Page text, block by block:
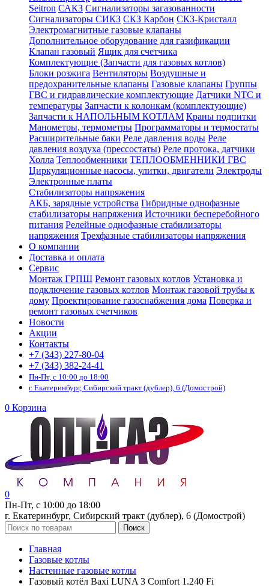
Seitron САКЗ Сигнализаторы загазованности
Сигнализаторы СИКЗ СКЗ Карбон СКЗ-Кристалл
Электромагнитные газовые клапаны
Дополнительное оборудование для газификации
Клапан газовый Ящик для счетчика
Комплектующие (Запчасти для газовых котлов)
Блоки розжига Вентиляторы Воздушные и
предохранительные клапаны Газовые клапаны Группы
ГВС и гидравлические комплектующие Датчики NTC и
температуры Запчасти к колонкам (комплектующие)
Запчасти к НАПОЛЬНЫМ КОТЛАМ Краны подпитки
Манометры, термометры Программаторы и термостаты
Расширительные баки Реле давления воды Реле
давления воздуха (прессостаты) Реле протока, датчики
Холла Теплообменники ТЕПЛООБМЕННИКИ ГВС
Циркуляционные насосы, улитки, двигатели Электроды
Электронные платы
Стабилизаторы напряжения
АКБ, зарядные устройства Гибридные однофазные
стабилизаторы напряжения Источники бесперебойного
питания Релейные однофазные стабилизаторы
напряжения Трехфазные стабилизаторы напряжения
О компании
Доставка и оплата
Сервис
Монтаж ГРПШ Ремонт газовых котлов Установка и
подключение газовых котлов Монтаж газовой трубы к
дому Проектирование газоснабжения дома Поверка и
ремонт газовых счетчиков
Новости
Акции
Контакты
+7 (343) 227-80-04
+7 (343) 382-24-41
Пн-Пт, с 10:00 до 18:00
г. Екатеринбург, Сибирский тракт (дублер), 6 (Домострой)
0 Корзина
0
Пн-Пт, с 10:00 до 18:00
г. Екатеринбург, Сибирский тракт (дублер), 6 (Домострой)
Поиск
Главная
Газовые котлы
Настенные газовые котлы
Газовый котёл Baxi LUNA 3 Comfort 1.240 Fi